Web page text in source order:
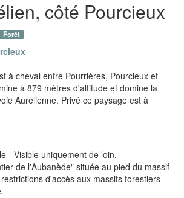
côté Pourcieux
Forêt
à cheval entre Pourrières, Pourcieux et
à 879 mètres d'altitude et domine la
Aurélienne. Privé ce paysage est à
- Visible uniquement de loin.
de l'Aubanède" située au pied du massif
d'accès aux massifs forestiers